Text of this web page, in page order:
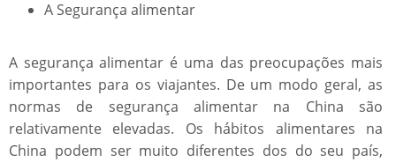
A Segurança alimentar
A segurança alimentar é uma das preocupações mais
importantes para os viajantes. De um modo geral, as
normas de segurança alimentar na China são
relativamente elevadas. Os hábitos alimentares na
China podem ser muito diferentes dos do seu país,